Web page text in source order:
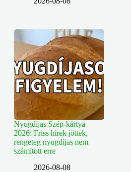
Nyugdíjas Szép-kártya
2026: Friss hírek jöttek,
rengeteg nyugdíjas nem
számított erre
2026-08-08